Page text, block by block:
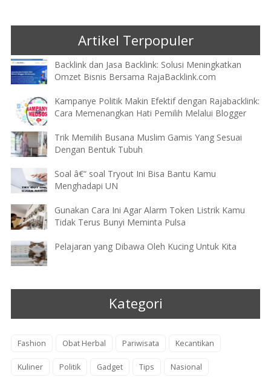
Artikel Terpopuler
Backlink dan Jasa Backlink: Solusi Meningkatkan
Omzet Bisnis Bersama RajaBacklink.com
Kampanye Politik Makin Efektif dengan Rajabacklink:
Cara Memenangkan Hati Pemilih Melalui Blogger
Trik Memilih Busana Muslim Gamis Yang Sesuai
Dengan Bentuk Tubuh
Soal â€“ soal Tryout Ini Bisa Bantu Kamu
Menghadapi UN
Gunakan Cara Ini Agar Alarm Token Listrik Kamu
Tidak Terus Bunyi Meminta Pulsa
Pelajaran yang Dibawa Oleh Kucing Untuk Kita
Kategori
Fashion Obat Herbal Pariwisata Kecantikan
Kuliner Politik Gadget Tips Nasional